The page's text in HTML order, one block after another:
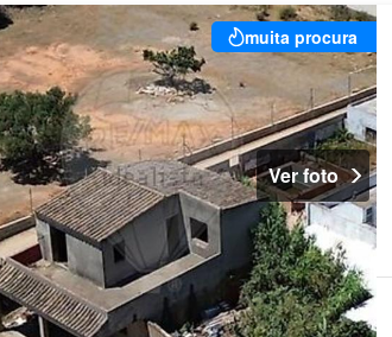
muita procura
Ver foto